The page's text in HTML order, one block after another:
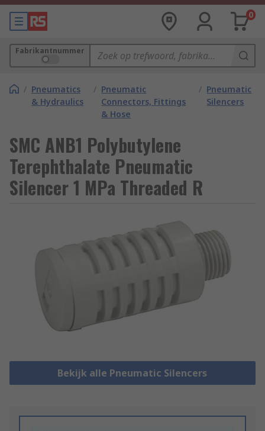
0
Fabrikantnummer
/ Pneumatics
& Hydraulics
/ Pneumatic
Connectors, Fittings
& Hose
/ Pneumatic
Silencers
SMC ANB1 Polybutylene
Terephthalate Pneumatic
Silencer 1 MPa Threaded R
Bekijk alle Pneumatic Silencers